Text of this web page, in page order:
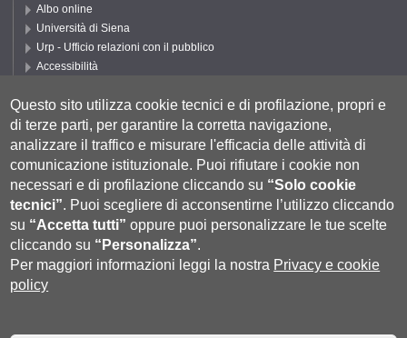
Albo online
Università di Siena
Urp - Ufficio relazioni con il pubblico
Accessibilità
Cookie settings
Segui UNISI
Questo sito utilizza cookie tecnici e di profilazione, propri e
di terze parti, per garantire la corretta navigazione,
analizzare il traffico e misurare l'efficacia delle attività di
comunicazione istituzionale. Puoi rifiutare i cookie non
necessari e di profilazione cliccando su “Solo cookie
tecnici”. Puoi scegliere di acconsentirne l’utilizzo cliccando
su “Accetta tutti” oppure puoi personalizzare le tue scelte
cliccando su “Personalizza”.
Per maggiori informazioni leggi la nostra Privacy e cookie
policy